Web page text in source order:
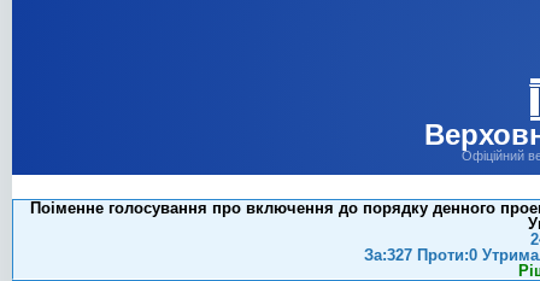
Офіційний
Поіменне голосування про включення до порядку денного
За:327 Проти:0